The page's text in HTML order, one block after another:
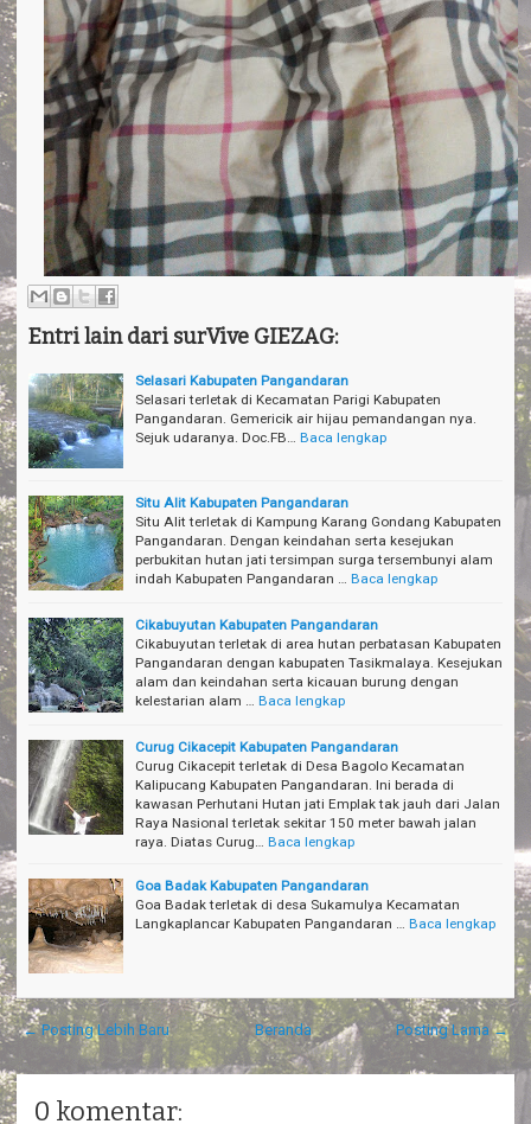
Entri lain dari surVive GIEZAG:
Selasari Kabupaten Pangandaran
Selasari terletak di Kecamatan Parigi Kabupaten
Pangandaran. Gemericik air hijau pemandangan nya.
Sejuk udaranya. Doc.FB… Baca lengkap
Situ Alit Kabupaten Pangandaran
Situ Alit terletak di Kampung Karang Gondang Kabupaten
Pangandaran. Dengan keindahan serta kesejukan
perbukitan hutan jati tersimpan surga tersembunyi alam
indah Kabupaten Pangandaran … Baca lengkap
Cikabuyutan Kabupaten Pangandaran
Cikabuyutan terletak di area hutan perbatasan Kabupaten
Pangandaran dengan kabupaten Tasikmalaya. Kesejukan
alam dan keindahan serta kicauan burung dengan
kelestarian alam … Baca lengkap
Curug Cikacepit Kabupaten Pangandaran
Curug Cikacepit terletak di Desa Bagolo Kecamatan
Kalipucang Kabupaten Pangandaran. Ini berada di
kawasan Perhutani Hutan jati Emplak tak jauh dari Jalan
Raya Nasional terletak sekitar 150 meter bawah jalan
raya. Diatas Curug… Baca lengkap
Goa Badak Kabupaten Pangandaran
Goa Badak terletak di desa Sukamulya Kecamatan
Langkaplancar Kabupaten Pangandaran … Baca lengkap
← Posting Lebih Baru Posting Lama →
Beranda
0 komentar: